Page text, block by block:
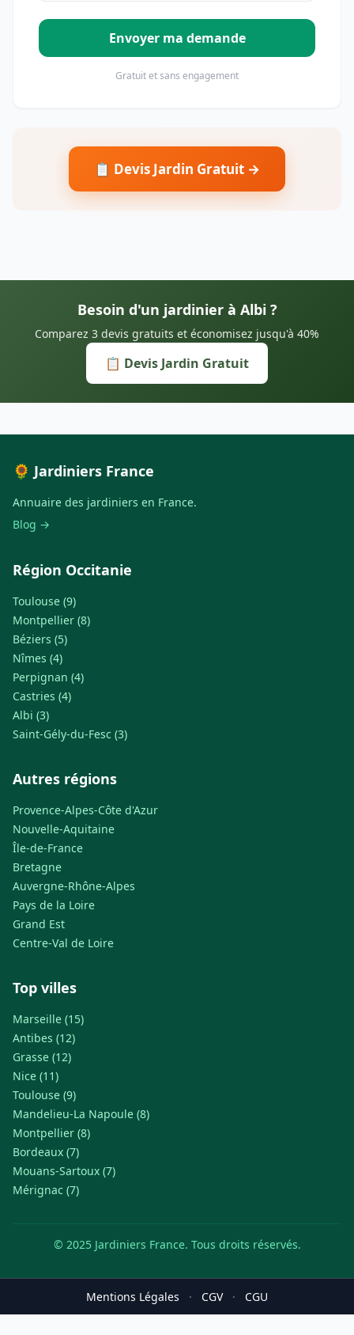
Envoyer ma demande
Gratuit et sans engagement
📋 Devis Jardin Gratuit →
Besoin d'un jardinier à Albi ?
Comparez 3 devis gratuits et économisez jusqu'à 40%
📋 Devis Jardin Gratuit
🌻 Jardiniers France
Annuaire des jardiniers en France.
Blog →
Région Occitanie
Toulouse (9)
Montpellier (8)
Béziers (5)
Nîmes (4)
Perpignan (4)
Castries (4)
Albi (3)
Saint-Gély-du-Fesc (3)
Autres régions
Provence-Alpes-Côte d'Azur
Nouvelle-Aquitaine
Île-de-France
Bretagne
Auvergne-Rhône-Alpes
Pays de la Loire
Grand Est
Centre-Val de Loire
Top villes
Marseille (15)
Antibes (12)
Grasse (12)
Nice (11)
Toulouse (9)
Mandelieu-La Napoule (8)
Montpellier (8)
Bordeaux (7)
Mouans-Sartoux (7)
Mérignac (7)
© 2025 Jardiniers France. Tous droits réservés.
Mentions Légales · CGV · CGU